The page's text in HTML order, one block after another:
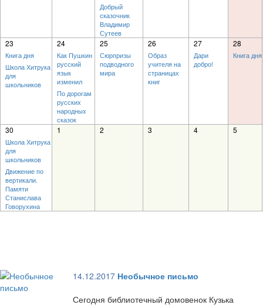
Добрый
сказочник
Владимир
Сутеев
23
Книга дня
Школа Хитрука
для
школьников
24
Как Пушкин
русский
язык
изменил
По дорогам
русских
народных
сказок
25
Сюрпризы
подводного
мира
26
Образ
учителя на
страницах
книг
27
Дари
добро!
28
Книга дня
30
Школа Хитрука
для
школьников
Движение по
вертикали.
Памяти
Станислава
Говорухина
1 2 3 4 5
14.12.2017 Необычное письмо
Сегодня библиотечный домовенок Кузька